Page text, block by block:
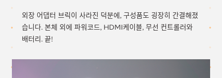
외장 어댑터 브릭이 사라진 덕분에, 구성품도 굉장히 간결해졌
습니다. 본체 외에 파워코드, HDMI케이블, 무선 컨트롤러와
배터리. 끝!